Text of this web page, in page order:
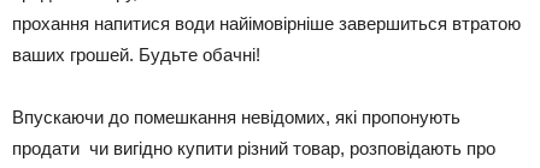
прохання напитися води найімовірніше завершиться втратою
ваших грошей. Будьте обачні!
Впускаючи до помешкання невідомих, які пропонують
продати чи вигідно купити різний товар, розповідають про